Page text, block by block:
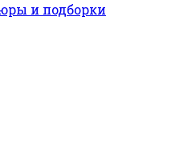
и подборки